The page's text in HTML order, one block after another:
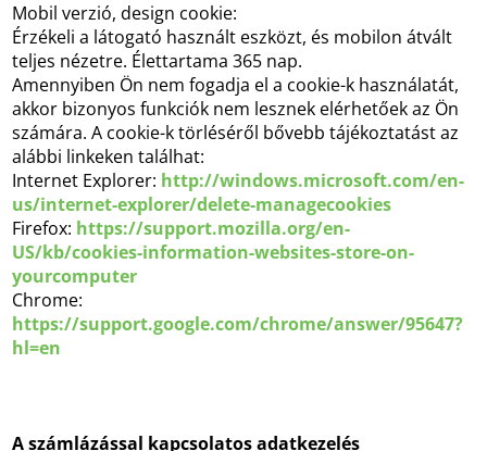
Mobil verzió, design cookie:
Érzékeli a látogató használt eszközt, és mobilon átvált
teljes nézetre. Élettartama 365 nap.
Amennyiben Ön nem fogadja el a cookie-k használatát,
akkor bizonyos funkciók nem lesznek elérhetőek az Ön
számára. A cookie-k törléséről bővebb tájékoztatást az
alábbi linkeken találhat:
Internet Explorer: http://windows.microsoft.com/en-
us/internet-explorer/delete-managecookies
Firefox: https://support.mozilla.org/en-
US/kb/cookies-information-websites-store-on-
yourcomputer
Chrome:
https://support.google.com/chrome/answer/95647?
hl=en
A számlázással kapcsolatos adatkezelés